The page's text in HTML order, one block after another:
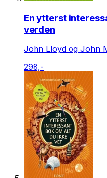
En ytterst
verden
John Lloyd og John
298,-